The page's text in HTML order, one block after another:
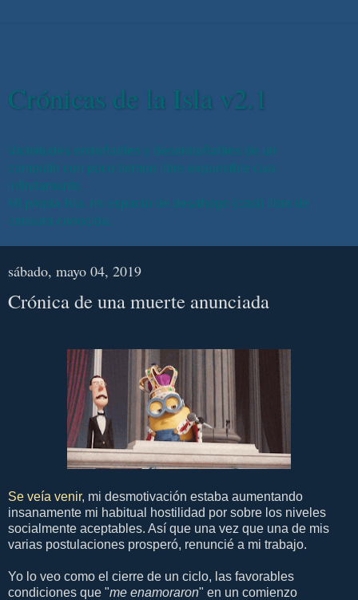
Crónicas de la Isla v2.1
Vicisitudes entrañables y desentrañables de un
computín con poco tiempo libre,expansible casi
infinitamente.
Mi propia Isla, mi espacio de desahogo (casi) libre de
censura conocida.
sábado, mayo 04, 2019
Crónica de una muerte anunciada
Se veía venir, mi desmotivación estaba aumentando
insanamente mi habitual hostilidad por sobre los niveles
socialmente aceptables. Así que una vez que una de mis
varias postulaciones prosperó, renuncié a mi trabajo.
Yo lo veo como el cierre de un ciclo, las favorables
condiciones que "me enamoraron" en un comienzo